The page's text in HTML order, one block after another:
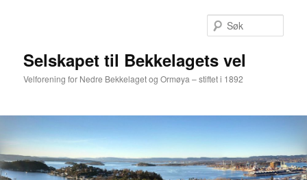
Selskapet til Bekkelagets vel
Velforening for Nedre Bekkelaget og Ormøya – stiftet i 1892